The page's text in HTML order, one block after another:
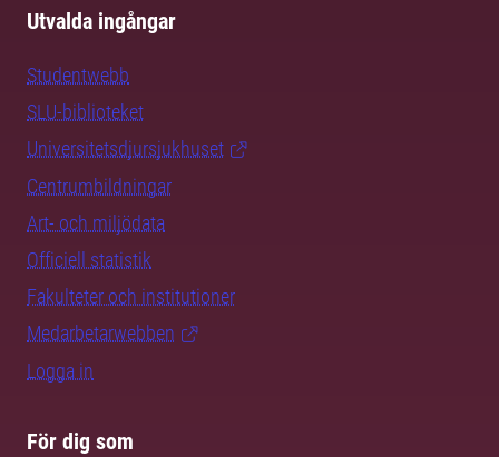
Utvalda ingångar
Studentwebb
SLU-biblioteket
Universitetsdjursjukhuset
Centrumbildningar
Art- och miljödata
Officiell statistik
Fakulteter och institutioner
Medarbetarwebben
Logga in
För dig som